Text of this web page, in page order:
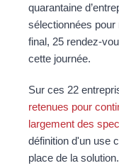
quarantaine
sélectionnées
final, 25 rendez-
cette journée.
Sur ces 22
retenues pour
largement des
définition d'un use
place de la solution.